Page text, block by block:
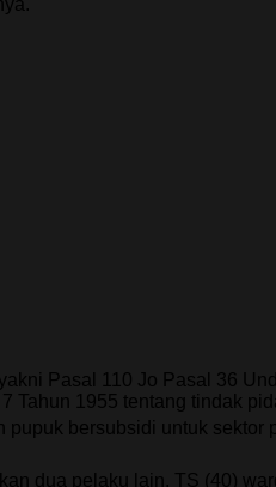
Pasal 110 Jo Pasal 36
1955 tentang tindak
bersubsidi untuk sektor
dua pelaku lain, TS (40)